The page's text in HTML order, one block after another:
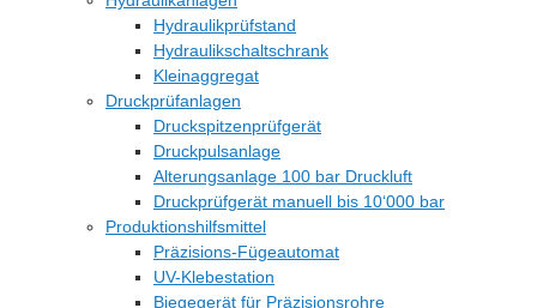
Hydraulikprüfstand
Hydraulikschaltschrank
Kleinaggregat
Druckprüfanlagen
Druckspitzenprüfgerät
Druckpulsanlage
Alterungsanlage 100 bar Druckluft
Druckprüfgerät manuell bis 10‘000 bar
Produktionshilfsmittel
Präzisions-Fügeautomat
UV-Klebestation
Biegegerät für Präzisionsrohre